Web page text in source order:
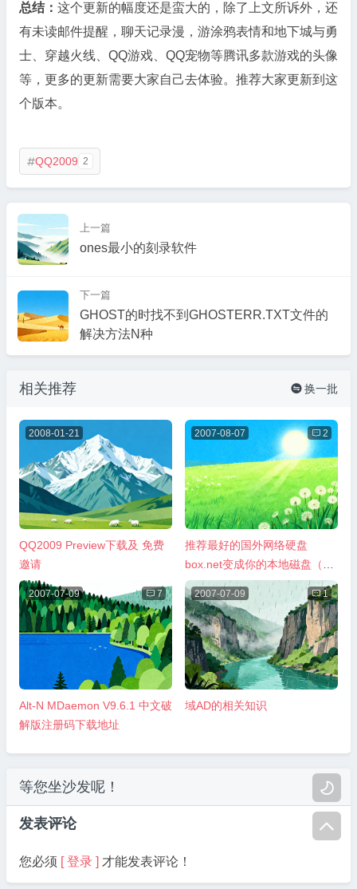


总结： 这个更新的幅度还是蛮大的，除了上文所诉外，还
有未读邮件提醒，聊天记录漫，游涂鸦表情和地下城与勇
士、穿越火线、QQ游戏、QQ宠物等腾讯多款游戏的头像
等，更多的更新需要大家自己去体验。推荐大家更新到这
个版本。
QQ2009 2
上一篇
ones最小的刻录软件
下一篇
GHOST的时找不到GHOSTERR.TXT文件的
解决方法N种
相关推荐  换一批
2008-01-21
QQ2009 Preview下载及 免费
邀请
2007-08-07  2
推荐最好的国外网络硬盘
box.net变成你的本地磁盘（已
失效）
2007-07-09  7
Alt-N MDaemon V9.6.1 中文破
解版注册码下载地址
2007-07-09  1
域AD的相关知识
等您坐沙发呢！
发表评论
您必须 [ 登录 ] 才能发表评论！